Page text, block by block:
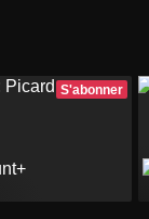
S'abonner